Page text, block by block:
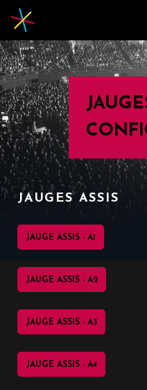
JAUGES ASSIS
JAUGE ASSIS - A1
JAUGE ASSIS - A2
JAUGE ASSIS - A3
JAUGE ASSIS - A4